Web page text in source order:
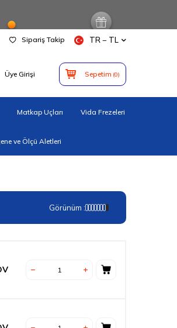
Sipariş Takip TR − TL
Üye Girişi Sepetim (0)
Matkap Uçları Vida Frezeleri
ve Ölçü Aletleri
Görünüm :